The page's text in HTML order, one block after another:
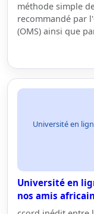
méthode simple
recommandé par
(OMS) ainsi que
Université en
Université en
nos amis